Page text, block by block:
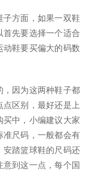
子方面，如果一双鞋
先要选择一个适合
鞋要买偏大的码数
，因为这两种鞋子都
区别，最好还是上
买中，小编建议大家
准尺码，一般都会有
安踏篮球鞋的尺码还
到这一点，每个国